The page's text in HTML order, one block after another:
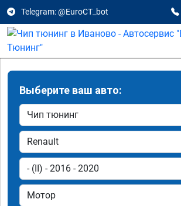
Telegram: @EuroCT_bot
Выберите ваш авто: